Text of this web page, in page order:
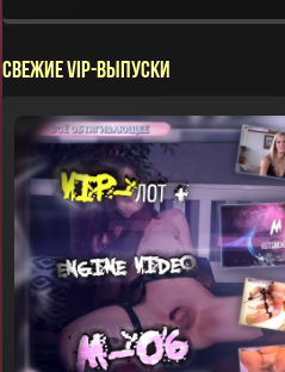
Свежие VIP-выпуски